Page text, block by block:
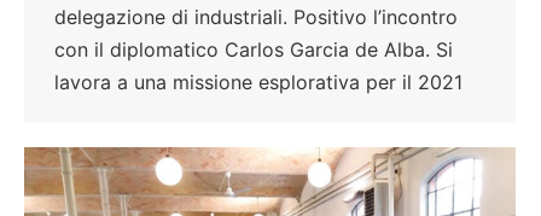
delegazione di industriali. Positivo l’incontro
con il diplomatico Carlos Garcia de Alba. Si
lavora a una missione esplorativa per il 2021